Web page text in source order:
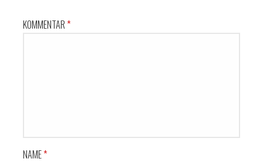
KOMMENTAR*
NAME*